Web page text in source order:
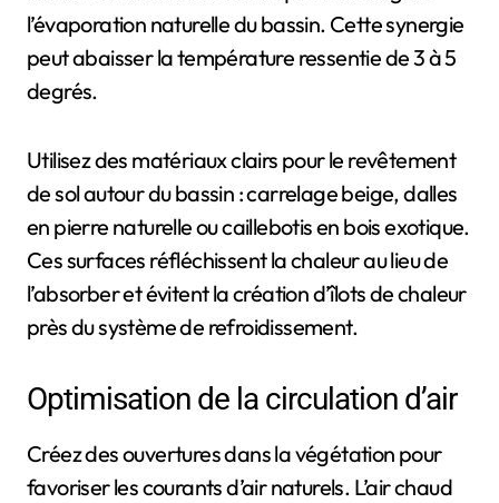
l’évaporation naturelle du bassin. Cette synergie
peut abaisser la température ressentie de 3 à 5
degrés.
Utilisez des matériaux clairs pour le revêtement
de sol autour du bassin : carrelage beige, dalles
en pierre naturelle ou caillebotis en bois exotique.
Ces surfaces réfléchissent la chaleur au lieu de
l’absorber et évitent la création d’îlots de chaleur
près du système de refroidissement.
Optimisation de la circulation d’air
Créez des ouvertures dans la végétation pour
favoriser les courants d’air naturels. L’air chaud